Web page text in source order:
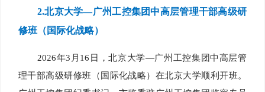
2.北京大学—广州工控集团中高层管理干部高级研
修班（国际化战略）
2026年3月16日，北京大学—广州工控集团中高层管
理干部高级研修班（国际化战略）在北京大学顺利开班。